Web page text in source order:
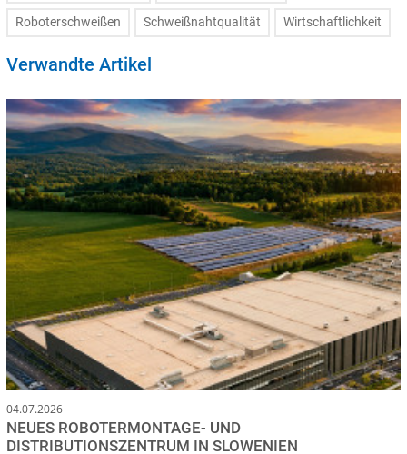
Roboterschweißen Schweißnahtqualität Wirtschaftlichkeit
Verwandte Artikel
04.07.2026
NEUES ROBOTERMONTAGE- UND
DISTRIBUTIONSZENTRUM IN SLOWENIEN